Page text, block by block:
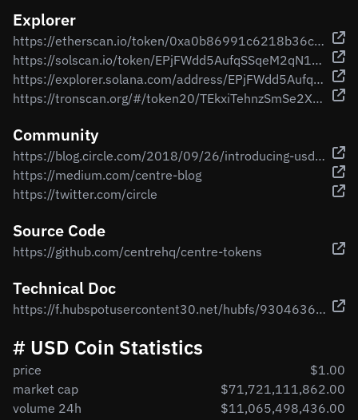
Explorer
https://etherscan.io/token/0xa0b86991c6218b36c1d19d4a2e9eb0ce3606eb48
https://solscan.io/token/EPjFWdd5AufqSSqeM2qN1xzybapC8G4wEGGkZwyTDt1v
https://explorer.solana.com/address/EPjFWdd5AufqSSqeM2qN1xzybapC8G4wEGGkZwyTDt1v
https://tronscan.org/#/token20/TEkxiTehnzSmSe2XqrBj4w32RUN966rdz8
Community
https://blog.circle.com/2018/09/26/introducing-usd-coin/
https://medium.com/centre-blog
https://twitter.com/circle
Source Code
https://github.com/centrehq/centre-tokens
Technical Doc
https://f.hubspotusercontent30.net/hubfs/9304636/PDF/centre-whitepaper.pdf
# USD Coin Statistics
price
$1.00
market cap
$71,721,111,862.00
volume 24h
$11,065,498,436.00